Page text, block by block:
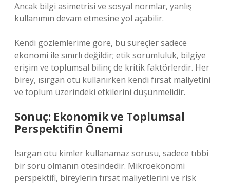
Ancak bilgi asimetrisi ve sosyal normlar, yanlış
kullanımın devam etmesine yol açabilir.
Kendi gözlemlerime göre, bu süreçler sadece
ekonomi ile sınırlı değildir; etik sorumluluk, bilgiye
erişim ve toplumsal bilinç de kritik faktörlerdir. Her
birey, ısırgan otu kullanırken kendi fırsat maliyetini
ve toplum üzerindeki etkilerini düşünmelidir.
Sonuç: Ekonomik ve Toplumsal
Perspektifin Önemi
Isırgan otu kimler kullanamaz sorusu, sadece tıbbi
bir soru olmanın ötesindedir. Mikroekonomi
perspektifi, bireylerin fırsat maliyetlerini ve risk